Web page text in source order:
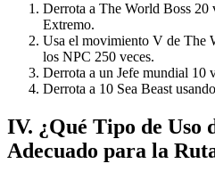
Derrota a The World Boss
Extremo.
Usa el movimiento V de The
los NPC 250 veces.
Derrota a un Jefe mundial 10
Derrota a 10 Sea Beast
IV. ¿Qué Tipo de Uso
Adecuado para la